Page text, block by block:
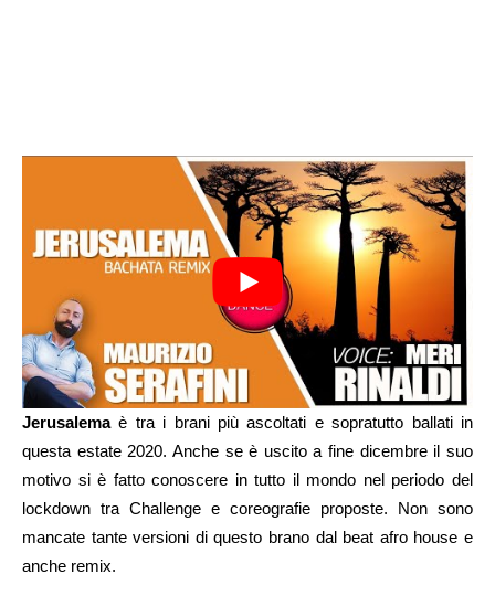
Jerusalemaè tra i brani più ascoltati e sopratutto ballati in
questa estate 2020. Anche se è uscito a fine dicembre il suo
motivo si è fatto conoscere in tutto il mondo nel periodo del
lockdown tra Challenge e coreografie proposte. Non sono
mancate tante versioni di questo brano dal beat afro house e
anche remix.